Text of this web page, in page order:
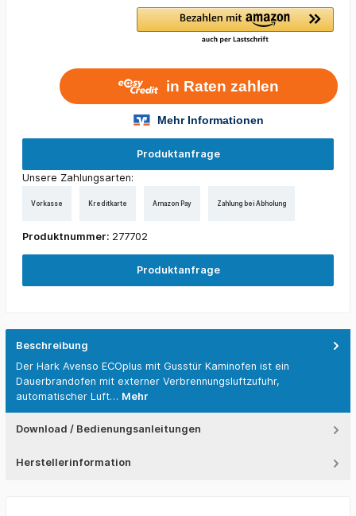
Produktanfrage
Unsere Zahlungsarten:
Vorkasse Kreditkarte Amazon Pay Zahlung bei Abholung
Produktnummer: 277702
Produktanfrage
Beschreibung
Der Hark Avenso ECOplus mit Gusstür Kaminofen ist ein
Dauerbrandofen mit externer Verbrennungsluftzufuhr,
automatischer Luft… Mehr
Download / Bedienungsanleitungen
Herstellerinformation